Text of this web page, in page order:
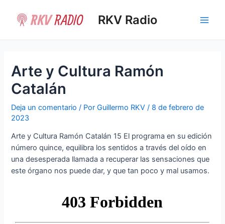
contenido
RKV Radio
Arte y Cultura Ramón
Catalán
Deja un comentario / PorGuillermo RKV/ 8 de febrero de
2023
Arte y Cultura Ramón Catalán 15 El programa en su edición
número quince, equilibra los sentidos a través del oído en
una desesperada llamada a recuperar las sensaciones que
este órgano nos puede dar, y que tan poco y mal usamos.